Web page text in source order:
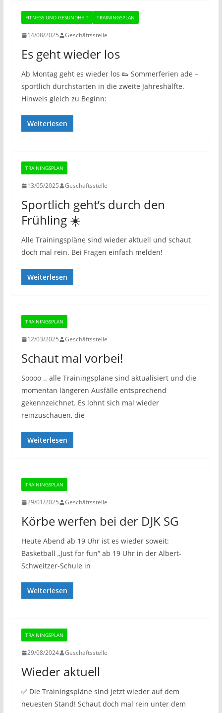
FITNESS UND GESUNDHEIT TRAININGSPLAN
14/08/2025 Geschäftsstelle
Es geht wieder los
Ab Montag geht es wieder los 👟 Sommerferien ade –
sportlich durchstarten in die zweite Jahreshälfte.
Hinweis gleich zu Beginn:
Weiterlesen
TRAININGSPLAN
13/05/2025 Geschäftsstelle
Sportlich geht’s durch den
Frühling ☀️
Alle Trainingspläne sind wieder aktuell und schaut
doch mal rein. Bei Fragen einfach melden!
Weiterlesen
TRAININGSPLAN
12/03/2025 Geschäftsstelle
Schaut mal vorbei!
Soooo .. alle Trainingspläne sind aktualisiert und die
momentan längeren Ausfälle entsprechend
gekennzeichnet. Es lohnt sich mal wieder
reinzuschauen, die
Weiterlesen
TRAININGSPLAN
29/01/2025 Geschäftsstelle
Körbe werfen bei der DJK SG
Heute Abend ab 19 Uhr ist es wieder soweit:
Basketball „Just for fun“ ab 19 Uhr in der Albert-
Schweitzer-Schule in
Weiterlesen
TRAININGSPLAN
29/08/2024 Geschäftsstelle
Wieder aktuell
✅️ Die Trainingspläne sind jetzt wieder auf dem
neuesten Stand! Schaut doch mal rein unter dem